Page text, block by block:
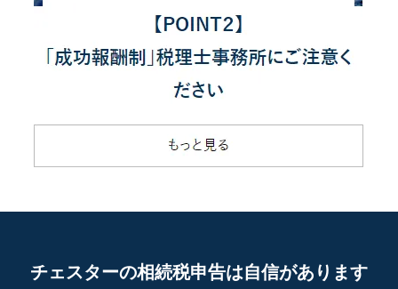
チェスターの相続税申告は自信があります